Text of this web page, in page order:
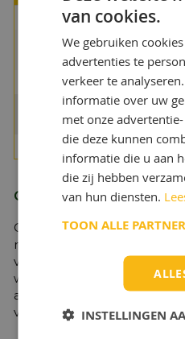
Gehalte Minerale
olie gew%
DIN
Refractometer Factor
Opslag
Opslag koel, droog en niet
niet blootstellen aan vorst
van water. Voor optimale
we opslag binnen tussen
achteruitgang van de
verpakking gesloten
van cookies.
We gebruiken
advertenties te
verkeer te
informatie over uw
met onze
die deze kunnen
informatie die u aan
die zij hebben
van hun diensten.
TOON ALLE
INSTELLINGEN